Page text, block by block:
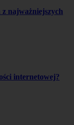
najważniejszych
internetowej?